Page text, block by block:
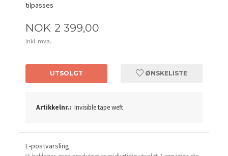
tilpasses
Pris
NOK 2 399,00
inkl. mva.
UTSOLGT ØNSKELISTE
Artikkelnr.: Invisible tape weft
E-postvarsling